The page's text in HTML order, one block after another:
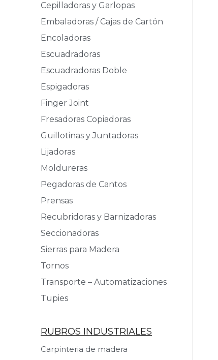
Cepilladoras y Garlopas
Embaladoras / Cajas de Cartón
Encoladoras
Escuadradoras
Escuadradoras Doble
Espigadoras
Finger Joint
Fresadoras Copiadoras
Guillotinas y Juntadoras
Lijadoras
Moldureras
Pegadoras de Cantos
Prensas
Recubridoras y Barnizadoras
Seccionadoras
Sierras para Madera
Tornos
Transporte – Automatizaciones
Tupies
RUBROS INDUSTRIALES
Carpinteria de madera